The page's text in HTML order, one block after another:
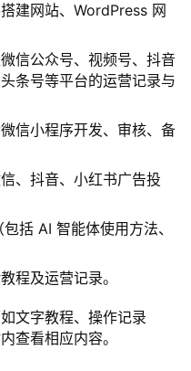
建网站、WordPress 网
信公众号、视频号、抖音
条号等平台的运营记录与
信小程序开发、审核、备
、抖音、小红书广告投
括 AI 智能体使用方法、
程及运营记录。
文字教程、操作记录
查看相应内容。